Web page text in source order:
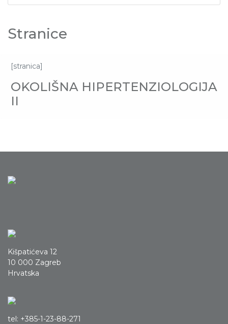
Stranice
[stranica]
OKOLIŠNA HIPERTENZIOLOGIJA
II
Kišpatićeva 12
10 000 Zagreb
Hrvatska
tel: +385-1-23-88-271